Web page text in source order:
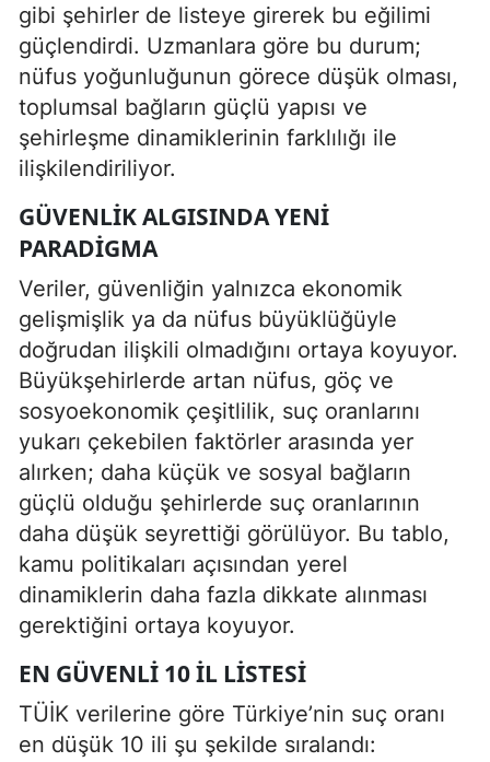
gibi şehirler de listeye girerek bu eğilimi
güçlendirdi. Uzmanlara göre bu durum;
nüfus yoğunluğunun görece düşük olması,
toplumsal bağların güçlü yapısı ve
şehirleşme dinamiklerinin farklılığı ile
ilişkilendiriliyor.
GÜVENLIK ALGISINDA YENI
PARADIGMA
Veriler, güvenliğin yalnızca ekonomik
gelişmişlik ya da nüfus büyüklüğüyle
doğrudan ilişkili olmadığını ortaya koyuyor.
Büyükşehirlerde artan nüfus, göç ve
sosyoekonomik çeşitlilik, suç oranlarını
yukarı çekebilen faktörler arasında yer
alırken; daha küçük ve sosyal bağların
güçlü olduğu şehirlerde suç oranlarının
daha düşük seyrettiği görülüyor. Bu tablo,
kamu politikaları açısından yerel
dinamiklerin daha fazla dikkate alınması
gerektiğini ortaya koyuyor.
EN GÜVENLI 10 IL LISTESI
TÜİK verilerine göre Türkiye’nin suç oranı
en düşük 10 ili şu şekilde sıralandı: